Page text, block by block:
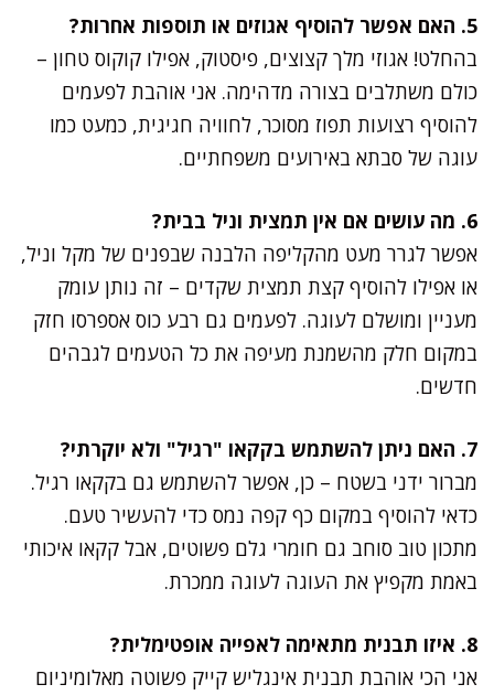
5. האם אפשר להוסיף אגוזים או תוספות אחרות?
בהחלט! אגוזי מלך קצוצים, פיסטוק, אפילו קוקוס טחון –
כולם משתלבים בצורה מדהימה. אני אוהבת לפעמים
להוסיף רצועות תפוז מסוכר, לחוויה חגיגית, כמעט כמו
עוגה של סבתא באירועים משפחתיים.
6. מה עושים אם אין תמצית וניל בבית?
אפשר לגרר מעט מהקליפה הלבנה שבפנים של מקל וניל,
או אפילו להוסיף קצת תמצית שקדים – זה נותן עומק
מעניין ומושלם לעוגה. לפעמים גם רבע כוס אספרסו חזק
במקום חלק מהשמנת מעיפה את כל הטעמים לגבהים
חדשים.
7. האם ניתן להשתמש בקקאו "רגיל" ולא יוקרתי?
מברור ידני בשטח – כן, אפשר להשתמש גם בקקאו רגיל.
כדאי להוסיף במקום כף קפה נמס כדי להעשיר טעם.
מתכון טוב סוחב גם חומרי גלם פשוטים, אבל קקאו איכותי
באמת מקפיץ את העוגה לעוגה ממכרת.
8. איזו תבנית מתאימה לאפייה אופטימלית?
אני הכי אוהבת תבנית אינגליש קייק פשוטה מאלומיניום